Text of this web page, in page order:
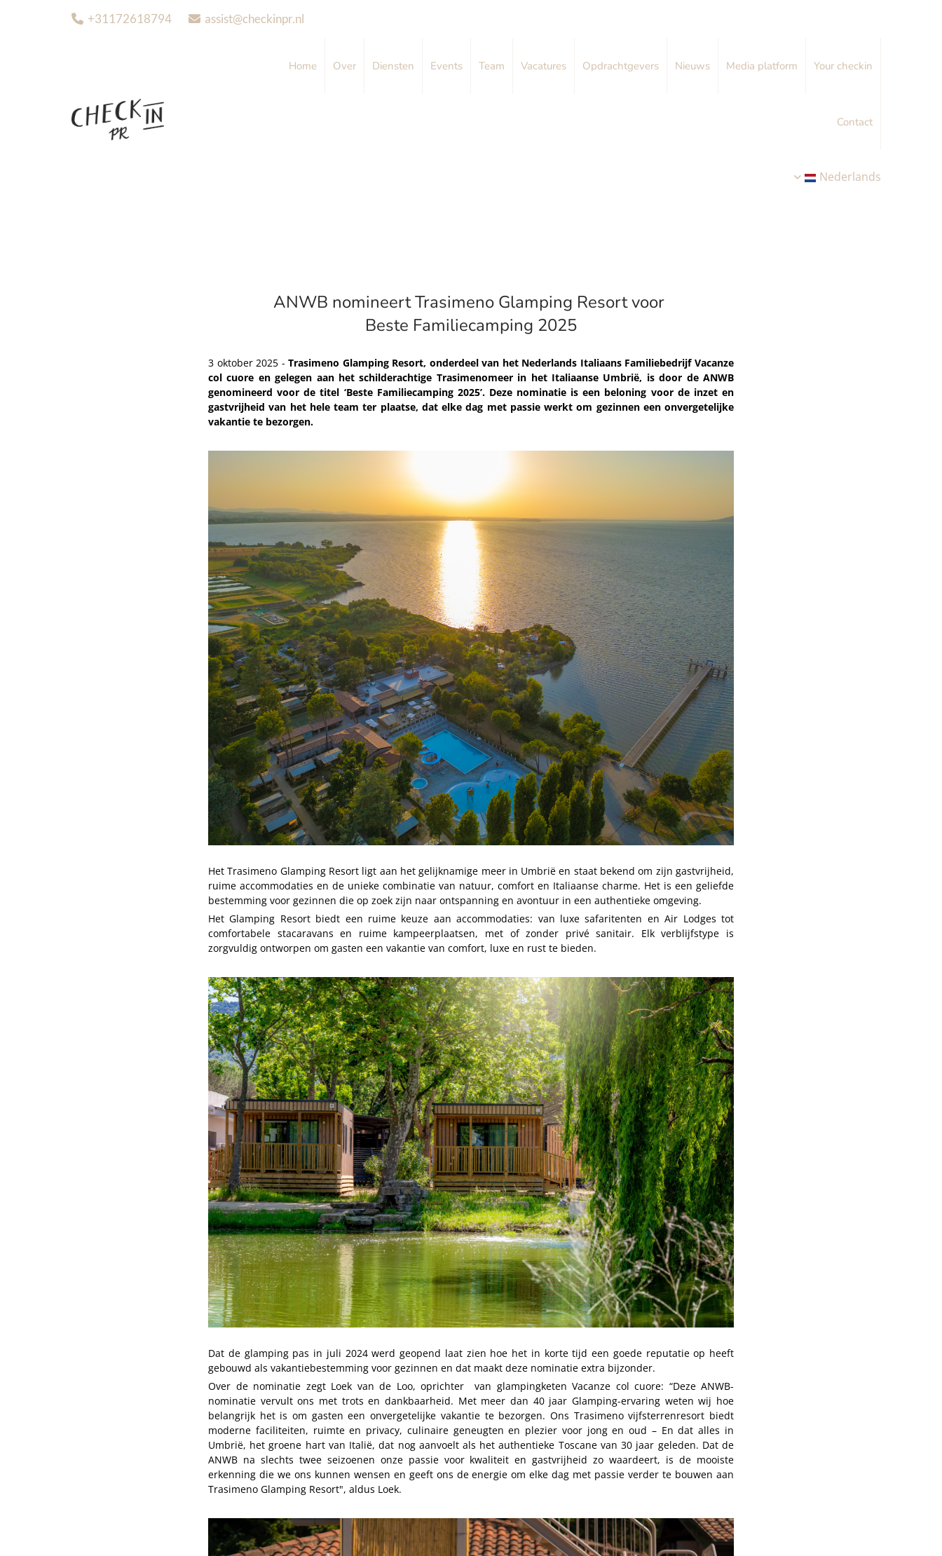
 +31172618794  assist@checkinpr.nl
Home Over Diensten Events Team Vacatures Opdrachtgevers Nieuws Media platform Your checkin
Contact
Nederlands
ANWB nomineert Trasimeno Glamping Resort voor
Beste Familiecamping 2025
3 oktober 2025 -Trasimeno Glamping Resort, onderdeel van het Nederlands Italiaans Familiebedrijf Vacanze
col cuore en gelegen aan het schilderachtige Trasimenomeer in het Italiaanse Umbrië, is door de ANWB
genomineerd voor de titel ‘Beste Familiecamping 2025’. Deze nominatie is een beloning voor de inzet en
gastvrijheid van het hele team ter plaatse, dat elke dag met passie werkt om gezinnen een onvergetelijke
vakantie te bezorgen.
Het Trasimeno Glamping Resort ligt aan het gelijknamige meer in Umbrië en staat bekend om zijn gastvrijheid,
ruime accommodaties en de unieke combinatie van natuur, comfort en Italiaanse charme. Het is een geliefde
bestemming voor gezinnen die op zoek zijn naar ontspanning en avontuur in een authentieke omgeving.
Het Glamping Resort biedt een ruime keuze aan accommodaties: van luxe safaritenten en Air Lodges tot
comfortabele stacaravans en ruime kampeerplaatsen, met of zonder privé sanitair. Elk verblijfstype is
zorgvuldig ontworpen om gasten een vakantie van comfort, luxe en rust te bieden.
Dat de glamping pas in juli 2024 werd geopend laat zien hoe het in korte tijd een goede reputatie op heeft
gebouwd als vakantiebestemming voor gezinnen en dat maakt deze nominatie extra bijzonder.
Over de nominatie zegt Loek van de Loo, oprichter van glampingketen Vacanze col cuore: “Deze ANWB-
nominatie vervult ons met trots en dankbaarheid. Met meer dan 40 jaar Glamping-ervaring weten wij hoe
belangrijk het is om gasten een onvergetelijke vakantie te bezorgen. Ons Trasimeno vijfsterrenresort biedt
moderne faciliteiten, ruimte en privacy, culinaire geneugten en plezier voor jong en oud – En dat alles in
Umbrië, het groene hart van Italië, dat nog aanvoelt als het authentieke Toscane van 30 jaar geleden. Dat de
ANWB na slechts twee seizoenen onze passie voor kwaliteit en gastvrijheid zo waardeert, is de mooiste
erkenning die we ons kunnen wensen en geeft ons de energie om elke dag met passie verder te bouwen aan
Trasimeno Glamping Resort", aldus Loek.